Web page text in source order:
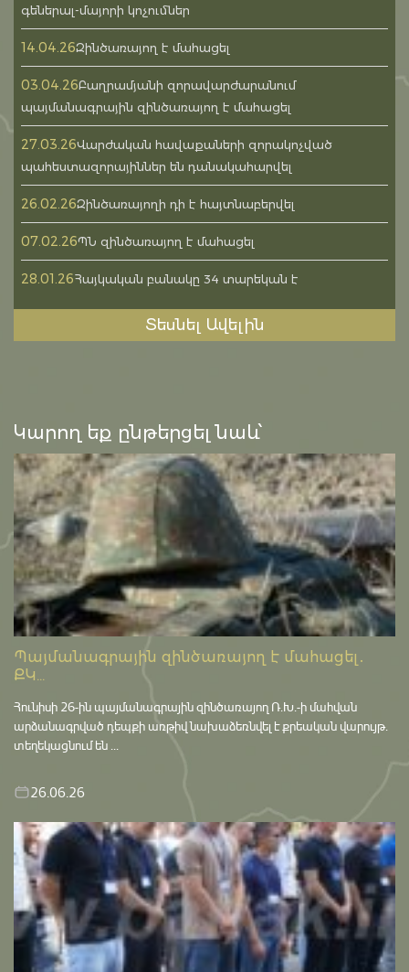
գեներալ-մայորի կոչումներ
14.04.26Զինծառայող է մահացել
03.04.26Բաղրամյանի զորավարժարանում
պայմանագրային զինծառայող է մահացել
27.03.26Վարժական հավաքաների զորակոչված
պահեստազորայիններ են դանակահարվել
26.02.26Զինծառայողի դի է հայտնաբերվել
07.02.26ՊՆ զինծառայող է մահացել
28.01.26Հայկական բանակը 34 տարեկան է
Տեսնել Ավելին
Կարող եք ընթերցել նաև՝
Պայմանագրային զինծառայող է մահացել․
ՔԿ...
Հունիսի 26-ին պայմանագրային զինծառայող Ռ.Խ.-ի մահվան
արձանագրված դեպքի առթիվ նախաձեռնվել է քրեական վարույթ․
տեղեկացնում են ...
26.06.26